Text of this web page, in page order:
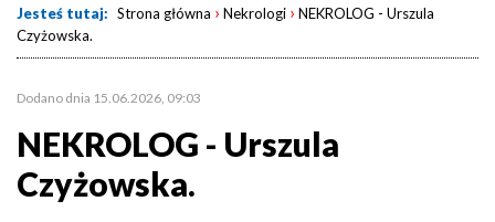
Jesteś tutaj: Strona główna › Nekrologi › NEKROLOG - Urszula
Czyżowska.
Dodano dnia 15.06.2026, 09:03
NEKROLOG - Urszula
Czyżowska.